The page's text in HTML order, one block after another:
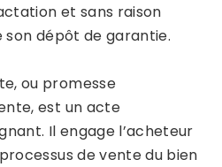
et sans raison
dépôt de garantie.
ou promesse
est un acte
Il engage l’acheteur
de vente du bien